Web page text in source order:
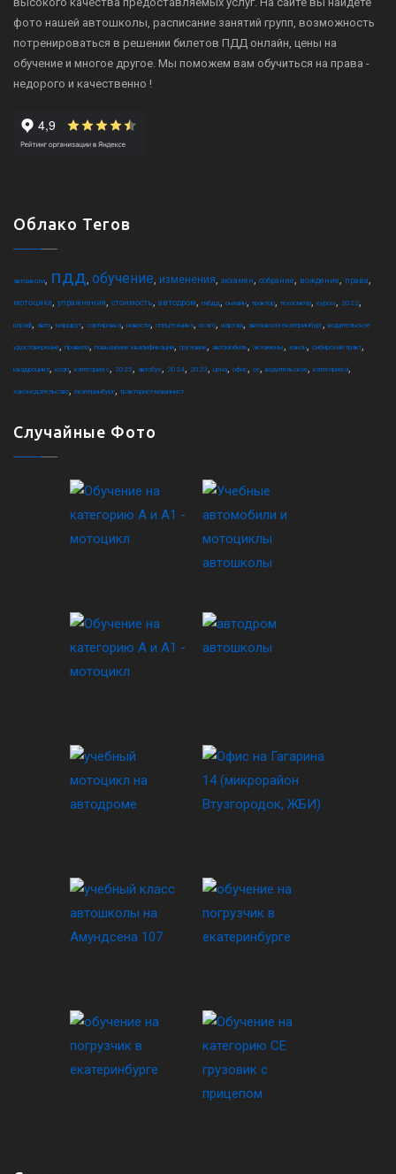
фото нашей автошколы, расписание занятий групп, возможность
потренироваться в решении билетов ПДД онлайн, цены на
обучение и многое другое. Мы поможем вам обучиться на права -
недорого и качественно !
Облако Тегов
автошкола, пдд, обучение, изменения, экзамен, собрание, вождение, права,
мотоцикл, упражнения, стоимость, автодром, гибдд, онлайн, трактор, техосмотр, курсы, 2022,
штраф, авто, маршрут, сортировка, новости, спецтехника, осаго, шарташ, автошкола екатеринбург, водительское
удостоверение, правила, повышение квалификации, грузовик, автомобиль, экзамены, закон, сибирский тракт,
квадроцикл, коап, категория c, 2025, автобус, 2024, 2023, цена, офис, ce, водительское, категория d,
законодательство, екатеринбург, тракторист-машинист
Случайные Фото